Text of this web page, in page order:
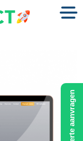
Offerte aanvragen